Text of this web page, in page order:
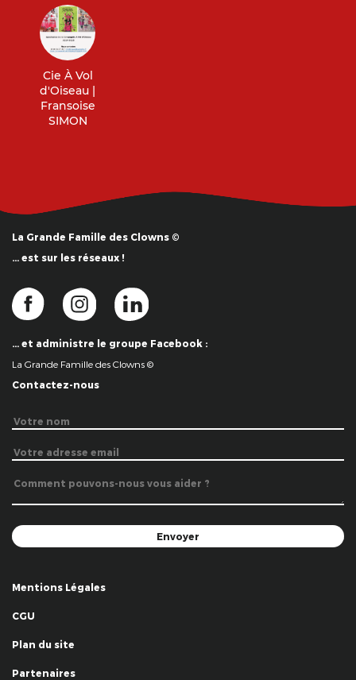
Cie À Vol
d'Oiseau |
Fransoise
SIMON
La Grande Famille des Clowns ©
… est sur les réseaux !
… et administre le groupe Facebook :
La Grande Famille des Clowns ©
Contactez-nous
Mentions Légales
CGU
Plan du site
Partenaires